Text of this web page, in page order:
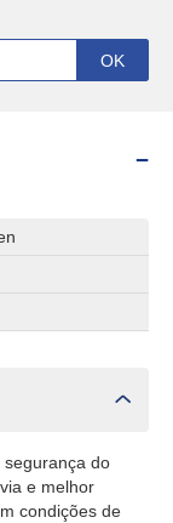
do
e melhor
condições de